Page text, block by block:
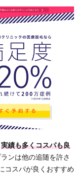
実績も多くコスパも良
ンは他の追随を許さ
コスパが良くおすすめ